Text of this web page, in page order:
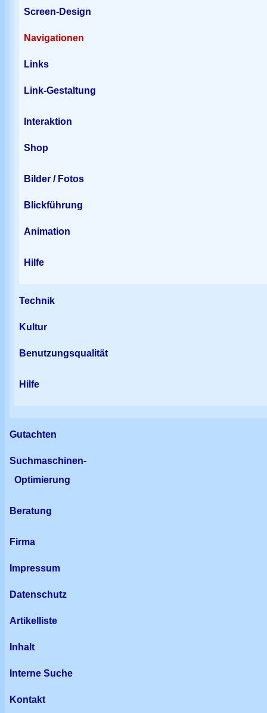
Screen-Design
Navigationen
Links
Link-Gestaltung
Interaktion
Shop
Bilder / Fotos
Blickführung
Animation
Hilfe
Technik
Kultur
Benutzungsqualität
Hilfe
Gutachten
Suchmaschinen-
Optimierung
Beratung
Firma
Impressum
Datenschutz
Artikelliste
Inhalt
Interne Suche
Kontakt